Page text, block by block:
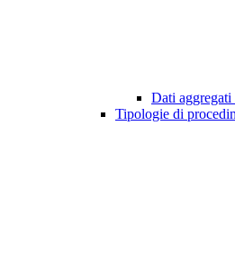
Dati
Tipologie di